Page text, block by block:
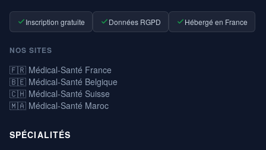
Inscription gratuite Données RGPD Hébergé en France
NOS SITES
🇫🇷 Médical-Santé France
🇧🇪 Médical-Santé Belgique
🇨🇭 Médical-Santé Suisse
🇲🇦 Médical-Santé Maroc
SPÉCIALITÉS